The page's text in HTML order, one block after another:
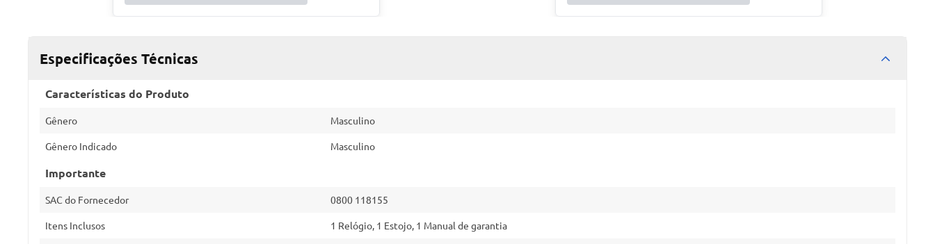
Especificações Técnicas
Características do Produto
Gênero Masculino
Gênero Indicado Masculino
Importante
SAC do Fornecedor 0800 118155
Itens Inclusos 1 Relógio, 1 Estojo, 1 Manual de garantia